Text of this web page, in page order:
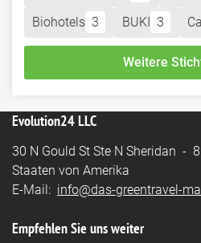
Biohotels 3 BUKI 3
Weitere
Evolution24 LLC
30 N Gould St Ste N Sheridan -
Staaten von Amerika
E-Mail: info@das-greentravel-
Empfehlen Sie uns weiter